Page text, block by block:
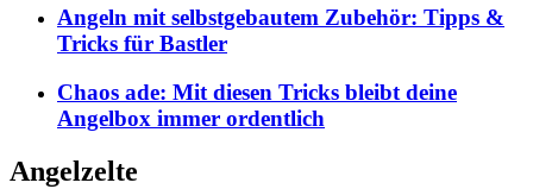
Angeln mit selbstgebautem Zubehör: Tipps &
Tricks für Bastler
Chaos ade: Mit diesen Tricks bleibt deine
Angelbox immer ordentlich
Angelzelte